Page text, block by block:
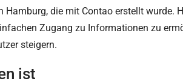
die mit Contao erstellt wurde.
Zugang zu Informationen zu
steigern.
ist